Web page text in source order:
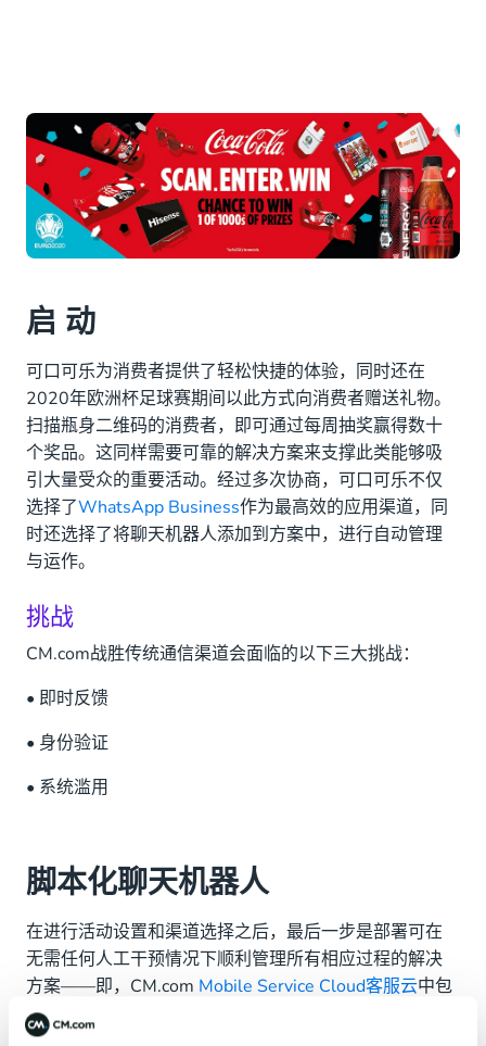
启 动
可口可乐为消费者提供了轻松快捷的体验，同时还在
2020年欧洲杯足球赛期间以此方式向消费者赠送礼物。
扫描瓶身二维码的消费者，即可通过每周抽奖赢得数十
个奖品。这同样需要可靠的解决方案来支撑此类能够吸
引大量受众的重要活动。经过多次协商，可口可乐不仅
选择了WhatsApp Business作为最高效的应用渠道，同
时还选择了将聊天机器人添加到方案中，进行自动管理
与运作。
挑战
CM.com战胜传统通信渠道会面临的以下三大挑战：
• 即时反馈
• 身份验证
• 系统滥用
脚本化聊天机器人
在进行活动设置和渠道选择之后，最后一步是部署可在
无需任何人工干预情况下顺利管理所有相应过程的解决
方案——即，CM.com Mobile Service Cloud客服云中包
含的脚本化聊天机器人。